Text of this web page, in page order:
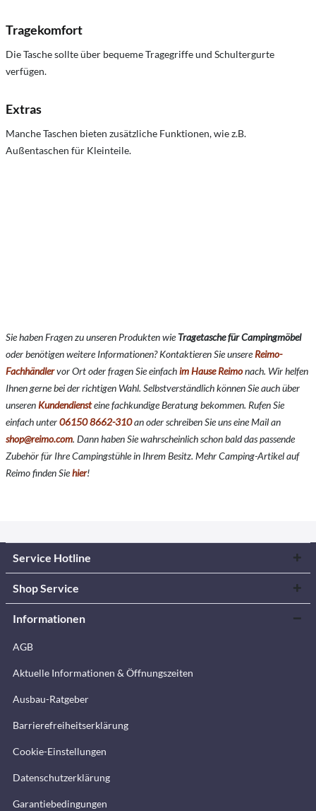
Tragekomfort
Die Tasche sollte über bequeme Tragegriffe und Schultergurte
verfügen.
Extras
Manche Taschen bieten zusätzliche Funktionen,wie z.B.
Außentaschen für Kleinteile.
Sie haben Fragen zu unseren Produkten wieTragetasche für Campingmöbel
oder benötigen weitere Informationen? Kontaktieren Sie unsereReimo-
Fachhändlervor Ort oder fragen Sie einfachim Hause Reimonach. Wir helfen
Ihnen gerne bei der richtigen Wahl. Selbstverständlich können Sie auch über
unserenKundendiensteine fachkundige Beratung bekommen. Rufen Sie
einfach unter06150 8662-310an oder schreiben Sie uns eine Mail an
shop@reimo.com. Dann haben Sie wahrscheinlich schon bald das passende
Zubehör für Ihre Campingstühle in Ihrem Besitz. Mehr Camping-Artikel auf
Reimo finden Siehier!
Service Hotline
Shop Service
Informationen
AGB
Aktuelle Informationen & Öffnungszeiten
Ausbau-Ratgeber
Barrierefreiheitserklärung
Cookie-Einstellungen
Datenschutzerklärung
Garantiebedingungen